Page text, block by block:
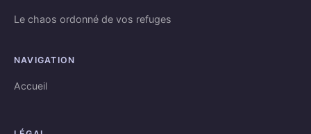
Le chaos ordonné de vos refuges
NAVIGATION
Accueil